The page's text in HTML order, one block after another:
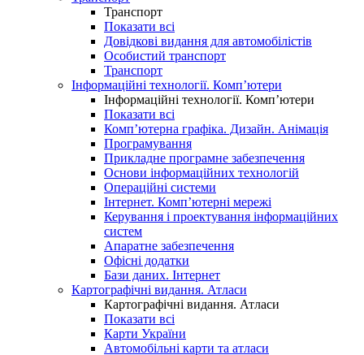
Транспорт
Показати всі
Довідкові видання для автомобілістів
Особистий транспорт
Транспорт
Інформаційні технології. Комп’ютери
Інформаційні технології. Комп’ютери
Показати всі
Комп’ютерна графіка. Дизайн. Анімація
Програмування
Прикладне програмне забезпечення
Основи інформаційних технологій
Операційні системи
Інтернет. Комп’ютерні мережі
Керування і проектування інформаційних
систем
Апаратне забезпечення
Офісні додатки
Бази даних. Інтернет
Картографічні видання. Атласи
Картографічні видання. Атласи
Показати всі
Карти України
Автомобільні карти та атласи